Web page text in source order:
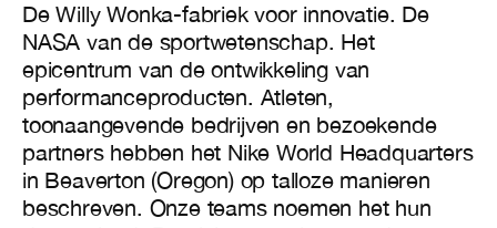
De Willy Wonka-fabriek voor innovatie. De
NASA van de sportwetenschap. Het
epicentrum van de ontwikkeling van
performanceproducten. Atleten,
toonaangevende bedrijven en bezoekende
partners hebben het Nike World Headquarters
in Beaverton (Oregon) op talloze manieren
beschreven. Onze teams noemen het hun